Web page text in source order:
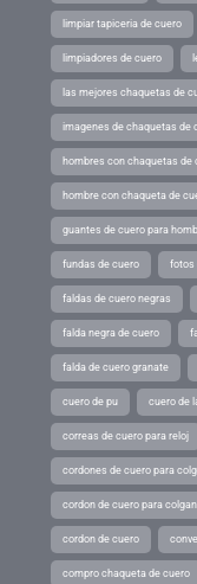
limpiar tapiceria de cuero
limpiadores de cuero
las mejores chaquetas de
imagenes de chaquetas de
hombres con chaquetas de
hombre con chaqueta de
guantes de cuero para
fundas de cuero fotos
faldas de cuero negras
falda negra de cuero
falda de cuero granate
cuero de pu cuero de
correas de cuero para reloj
cordones de cuero para
cordon de cuero para
cordon de cuero
compro chaqueta de cuero